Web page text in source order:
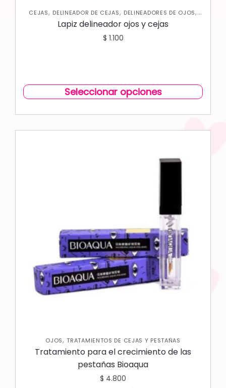
CEJAS, DELINEADOR DE CEJAS, DELINEADORES DE OJOS,
OJOS
Lapiz delineador ojos y cejas
$ 1.100
Seleccionar opciones
OJOS,TRATAMIENTOS DE CEJAS Y PESTAÑAS
Tratamiento para el crecimiento de las
pestañas Bioaqua
$ 4.800